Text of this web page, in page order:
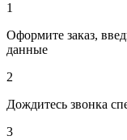
1
Оформите заказ,
данные
2
Дождитесь звонка
3